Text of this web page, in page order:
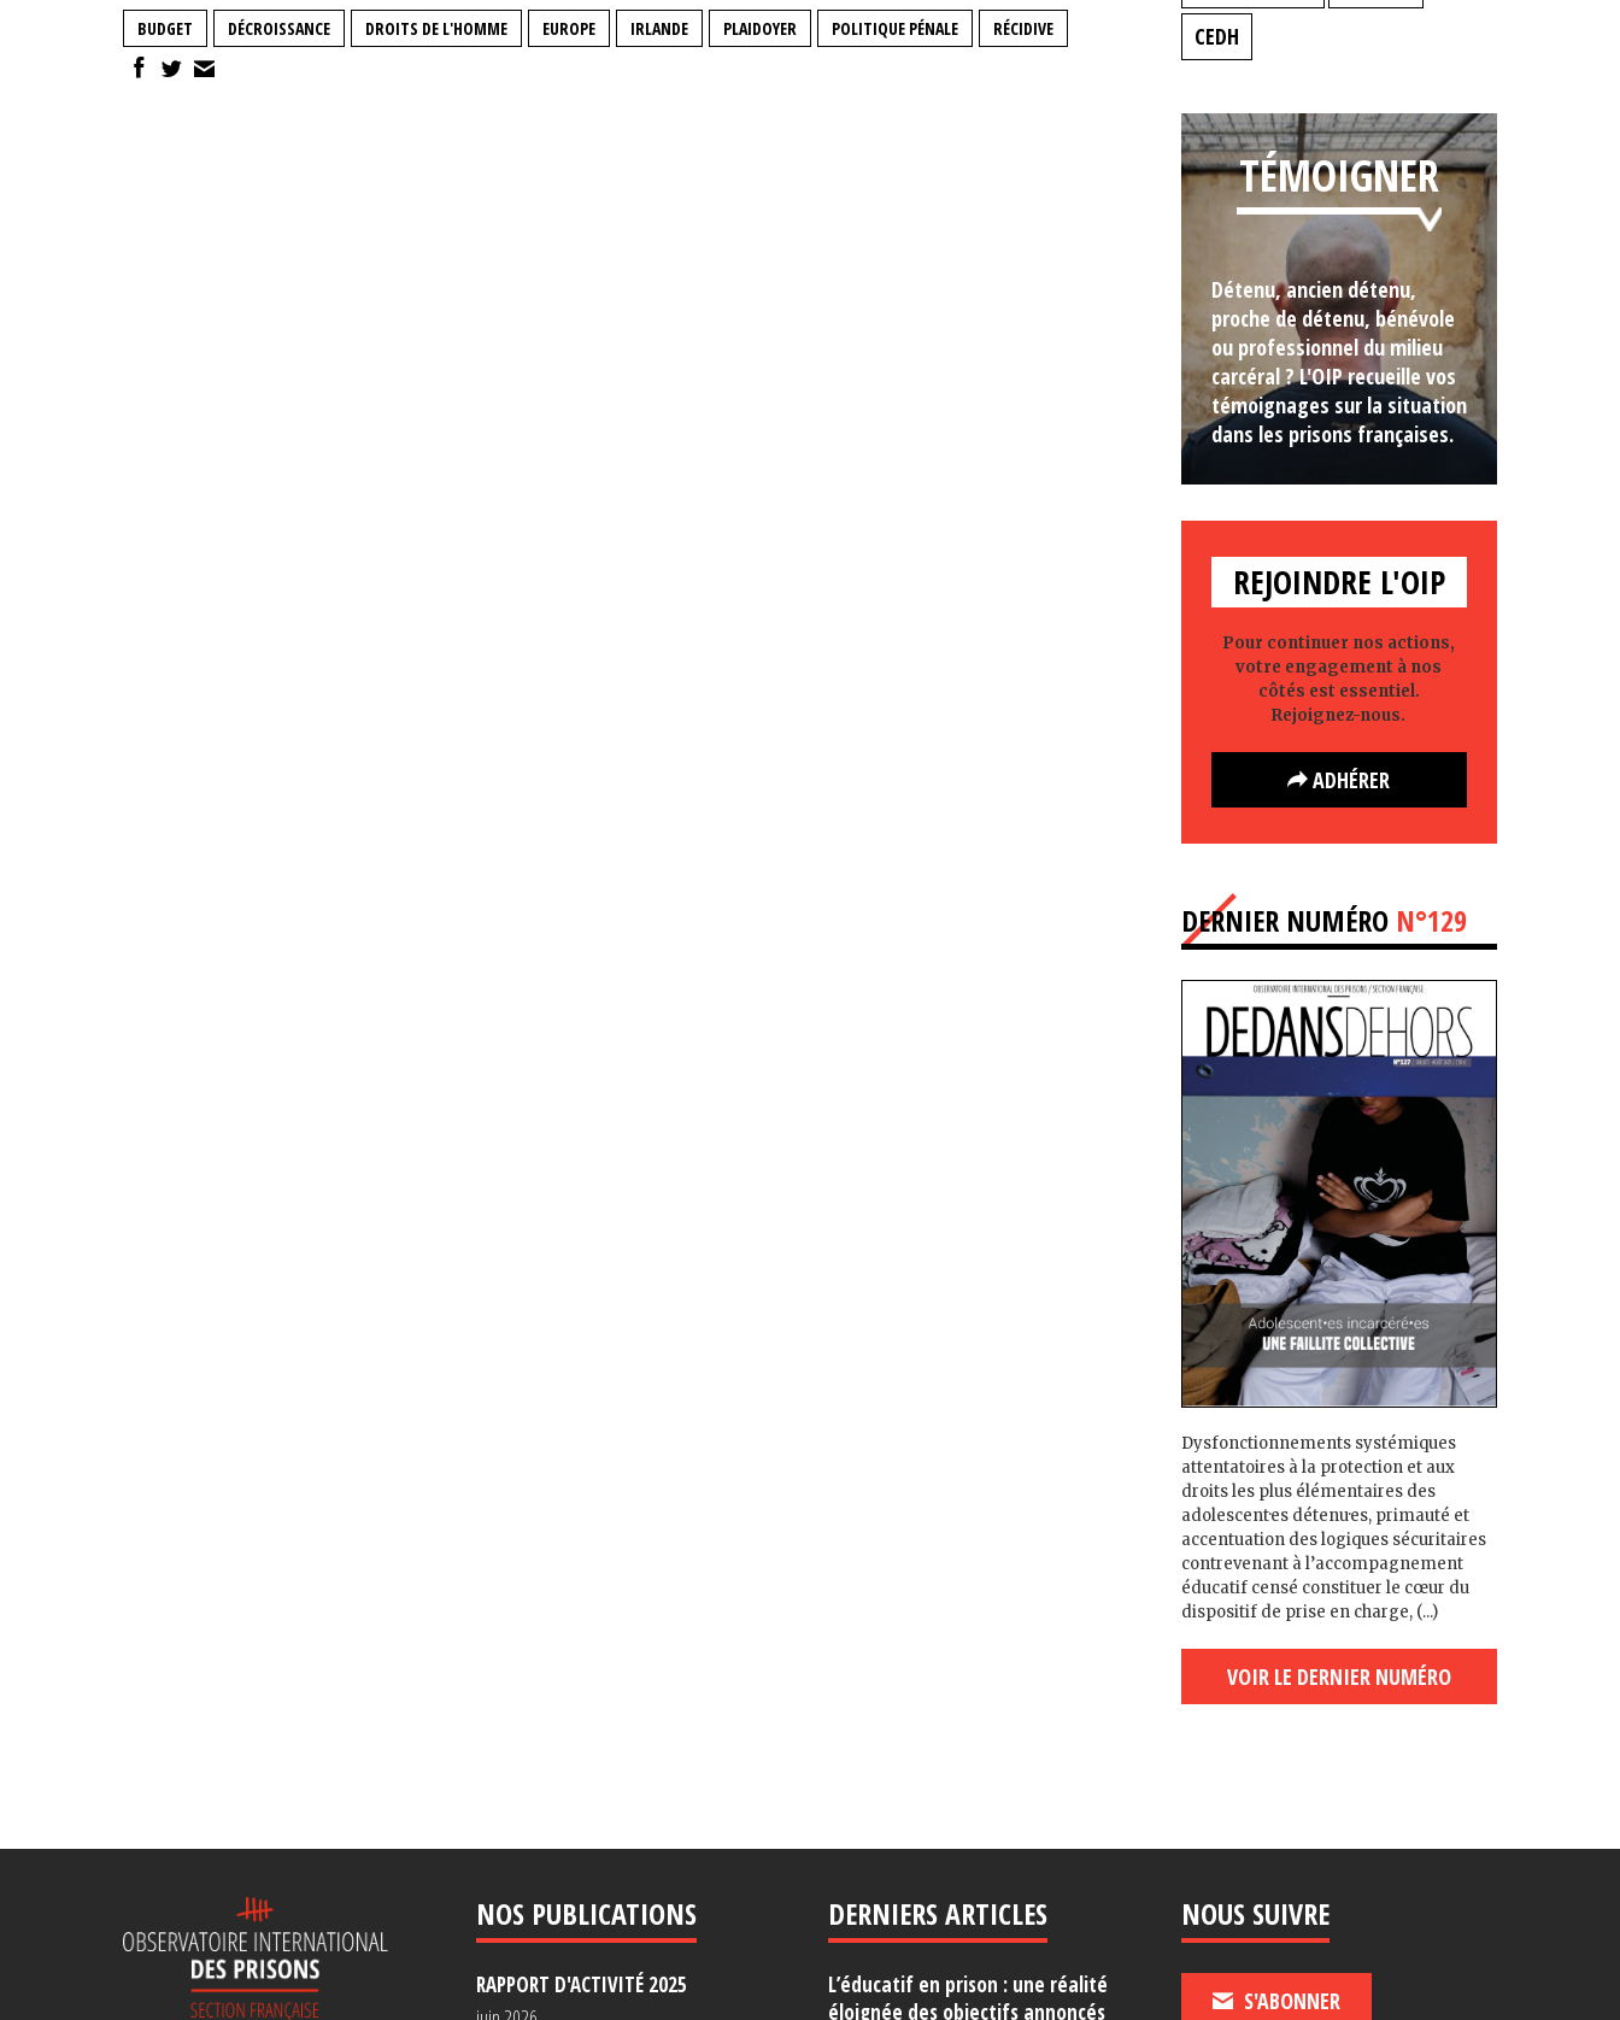
BUDGET DÉCROISSANCE DROITS DE L'HOMME EUROPE IRLANDE PLAIDOYER POLITIQUE PÉNALE RÉCIDIVE
CEDH
TÉMOIGNER
Détenu, ancien détenu,
proche de détenu, bénévole
ou professionnel du milieu
carcéral ? L'OIP recueille vos
témoignages sur la situation
dans les prisons françaises.
REJOINDRE L'OIP
Pour continuer nos actions,
votre engagement à nos
côtés est essentiel.
Rejoignez-nous.
ADHÉRER
DERNIER NUMÉRO N°129
Dysfonctionnements systémiques
attentatoires à la protection et aux
droits les plus élémentaires des
adolescent·es détenu·es, primauté et
accentuation des logiques sécuritaires
contrevenant à l’accompagnement
éducatif censé constituer le cœur du
dispositif de prise en charge, (...)
VOIR LE DERNIER NUMÉRO
NOS PUBLICATIONS
RAPPORT D'ACTIVITÉ 2025
DERNIERS ARTICLES
L’éducatif en prison : une réalité
éloignée des objectifs annoncés
NOUS SUIVRE
S'ABONNER